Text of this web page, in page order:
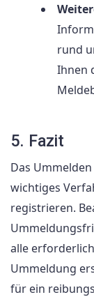
rund
Ihnen
5. Fazit
Das
wichtiges
registrieren.
alle
Ummeldung
für ein